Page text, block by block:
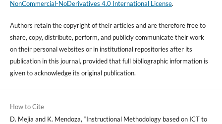
NonCommercial-NoDerivatives 4.0 International License.
Authors retain the copyright of their articles and are therefore free to
share, copy, distribute, perform, and publicly communicate their work
on their personal websites or in institutional repositories after its
publication in this journal, provided that full bibliographic information is
given to acknowledge its original publication.
How to Cite
D. Mejia and K. Mendoza, “Instructional Methodology based on ICT to